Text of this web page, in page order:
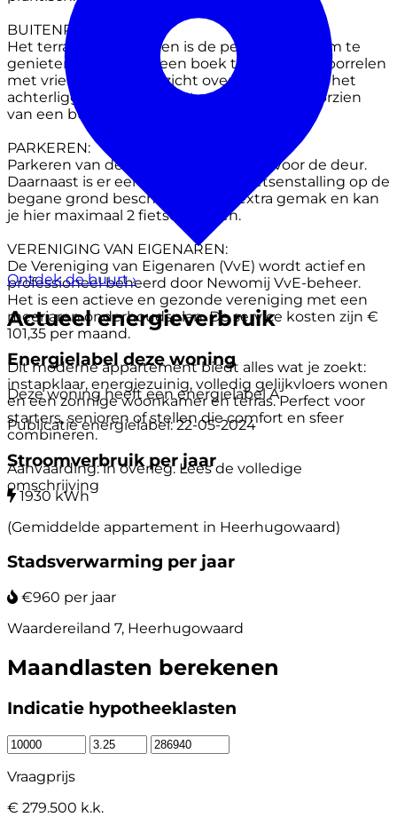
BUITENRUIMTE:
Het terras op het zuiden is de perfecte plek om te
genieten van de zon, een boek te lezen of te borrelen
met vrienden, met uitzicht over het water en het
achterliggende groen. Het zonneterras is voorzien
van een buiten elektrapunt.
PARKEREN:
Parkeren van de auto kan eenvoudig voor de deur.
Daarnaast is er een gezamenlijke fietsenstalling op de
begane grond beschikbaar voor extra gemak en kan
je hier maximaal 2 fietsen stallen.
VERENIGING VAN EIGENAREN:
De Vereniging van Eigenaren (VvE) wordt actief en
professioneel beheerd door Newomij VvE-beheer.
Het is een actieve en gezonde vereniging met een
meerjaren onderhoudsplan. De service kosten zijn €
101,35 per maand.
Dit moderne appartement biedt alles wat je zoekt:
instapklaar, energiezuinig, volledig gelijkvloers wonen
en een zonnige woonkamer en terras. Perfect voor
starters, senioren of stellen die comfort en sfeer
combineren.
Aanvaarding: in overleg. Lees de volledige
omschrijving
Ontdek de buurt›
Actueel energieverbruik
Energielabel deze woning
Deze woning heeft een energielabelA
Publicatie energielabel: 22-05-2024
Stroomverbruik per jaar
1930 kWh
(Gemiddelde appartement in Heerhugowaard)
Stadsverwarming per jaar
€960 per jaar
Waardereiland 7, Heerhugowaard
Maandlasten berekenen
Indicatie hypotheeklasten
Vraagprijs
€ 279.500 k.k.